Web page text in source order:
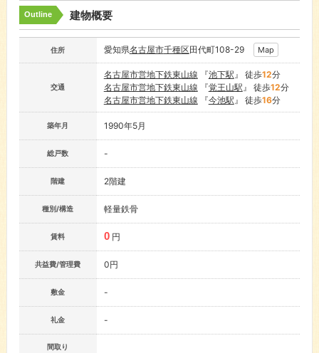
Outline 建物概要
住所 愛知県名古屋市千種区田代町108-29 Map
交通
名古屋市営地下鉄東山線 『池下駅』 徒歩12分
名古屋市営地下鉄東山線 『覚王山駅』 徒歩12分
名古屋市営地下鉄東山線 『今池駅』 徒歩16分
築年月 1990年5月
総戸数 -
階建 2階建
種別/構造 軽量鉄骨
賃料 0 円
共益費/管理費 0円
敷金 -
礼金 -
間取り